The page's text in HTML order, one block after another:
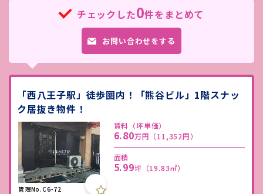
チェックした0件をまとめて
お問い合わせをする
「西八王子駅」徒歩圏内！「熊谷ビル」1階スナッ
ク居抜き物件！
管理No.C6-72
賃料（坪単価）
6.80万円 （11,352円）
面積
5.99坪 （19.83㎡）